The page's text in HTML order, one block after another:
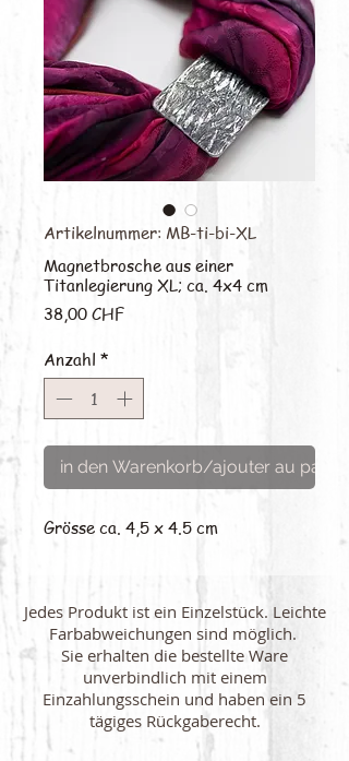
Artikelnummer: MB-ti-bi-XL
Magnetbrosche aus einer
Titanlegierung XL; ca. 4x4 cm
38,00 CHFPreis
Anzahl *
in den Warenkorb/ajouter au panier
Grösse ca. 4,5 x 4.5 cm
Jedes Produkt ist ein Einzelstück. Leichte
Farbabweichungen sind möglich.
Sie erhalten die bestellte Ware
unverbindlich mit einem
Einzahlungsschein und haben ein 5
tägiges Rückgaberecht.